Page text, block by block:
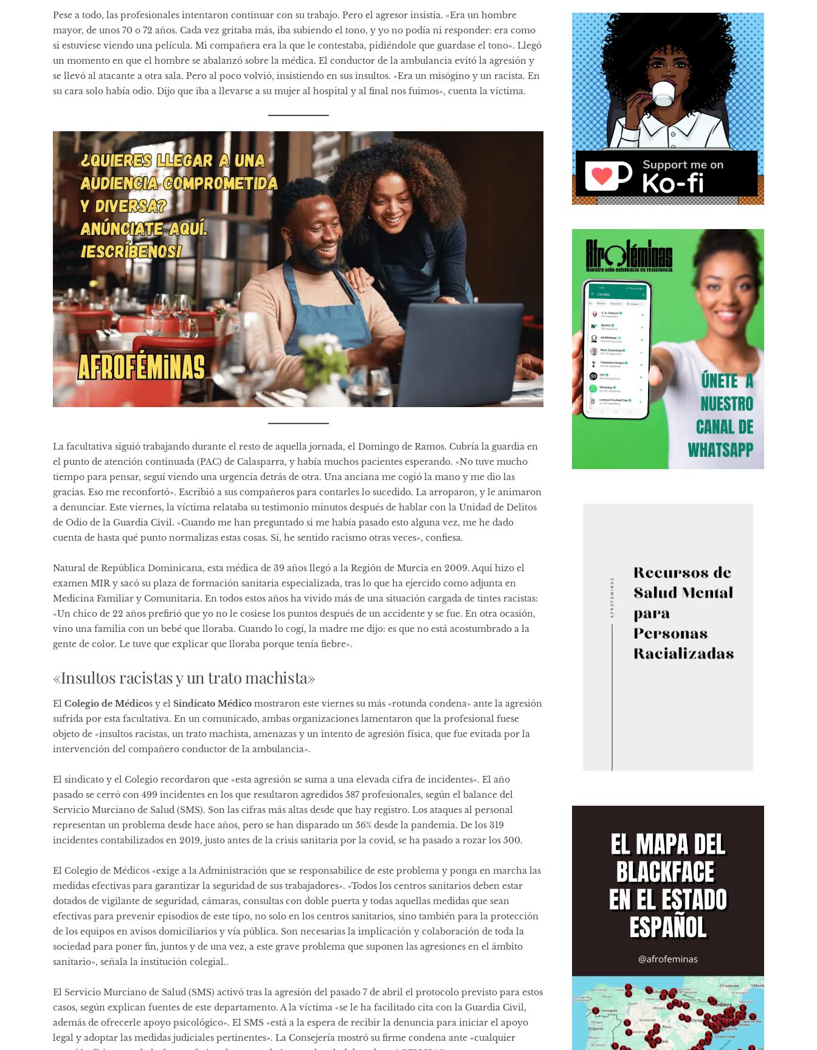
Pese a todo, las profesionales intentaron continuar con su trabajo. Pero el agresor insistía. «Era un hombre
mayor, de unos 70 o 72 años. Cada vez gritaba más, iba subiendo el tono, y yo no podía ni responder: era como
si estuviese viendo una película. Mi compañera era la que le contestaba, pidiéndole que guardase el tono». Llegó
un momento en que el hombre se abalanzó sobre la médica. El conductor de la ambulancia evitó la agresión y
se llevó al atacante a otra sala. Pero al poco volvió, insistiendo en sus insultos. «Era un misógino y un racista. En
su cara solo había odio. Dijo que iba a llevarse a su mujer al hospital y al final nos fuimos», cuenta la víctima.
La facultativa siguió trabajando durante el resto de aquella jornada, el Domingo de Ramos. Cubría la guardia en
el punto de atención continuada (PAC) de Calasparra, y había muchos pacientes esperando. «No tuve mucho
tiempo para pensar, seguí viendo una urgencia detrás de otra. Una anciana me cogió la mano y me dio las
gracias. Eso me reconfortó». Escribió a sus compañeros para contarles lo sucedido. La arroparon, y le animaron
a denunciar. Este viernes, la víctima relataba su testimonio minutos después de hablar con la Unidad de Delitos
de Odio de la Guardia Civil. «Cuando me han preguntado si me había pasado esto alguna vez, me he dado
cuenta de hasta qué punto normalizas estas cosas. Sí, he sentido racismo otras veces», confiesa.
Natural de República Dominicana, esta médica de 39 años llegó a la Región de Murcia en 2009. Aquí hizo el
examen MIR y sacó su plaza de formación sanitaria especializada, tras lo que ha ejercido como adjunta en
Medicina Familiar y Comunitaria. En todos estos años ha vivido más de una situación cargada de tintes racistas:
«Un chico de 22 años prefirió que yo no le cosiese los puntos después de un accidente y se fue. En otra ocasión,
vino una familia con un bebé que lloraba. Cuando lo cogí, la madre me dijo: es que no está acostumbrado a la
gente de color. Le tuve que explicar que lloraba porque tenía fiebre».
«Insultos racistas y un trato machista»
El Colegio de Médicos y el Sindicato Médico mostraron este viernes su más «rotunda condena» ante la agresión
sufrida por esta facultativa. En un comunicado, ambas organizaciones lamentaron que la profesional fuese
objeto de «insultos racistas, un trato machista, amenazas y un intento de agresión física, que fue evitada por la
intervención del compañero conductor de la ambulancia».
El sindicato y el Colegio recordaron que «esta agresión se suma a una elevada cifra de incidentes». El año
pasado se cerró con 499 incidentes en los que resultaron agredidos 587 profesionales, según el balance del
Servicio Murciano de Salud (SMS). Son las cifras más altas desde que hay registro. Los ataques al personal
representan un problema desde hace años, pero se han disparado un 56% desde la pandemia. De los 319
incidentes contabilizados en 2019, justo antes de la crisis sanitaria por la covid, se ha pasado a rozar los 500.
El Colegio de Médicos «exige a la Administración que se responsabilice de este problema y ponga en marcha las
medidas efectivas para garantizar la seguridad de sus trabajadores». «Todos los centros sanitarios deben estar
dotados de vigilante de seguridad, cámaras, consultas con doble puerta y todas aquellas medidas que sean
efectivas para prevenir episodios de este tipo, no solo en los centros sanitarios, sino también para la protección
de los equipos en avisos domiciliarios y vía pública. Son necesarias la implicación y colaboración de toda la
sociedad para poner fin, juntos y de una vez, a este grave problema que suponen las agresiones en el ámbito
sanitario», señala la institución colegial..
El Servicio Murciano de Salud (SMS) activó tras la agresión del pasado 7 de abril el protocolo previsto para estos
casos, según explican fuentes de este departamento. A la víctima «se le ha facilitado cita con la Guardia Civil,
además de ofrecerle apoyo psicológico». El SMS «está a la espera de recibir la denuncia para iniciar el apoyo
legal y adoptar las medidas judiciales pertinentes». La Consejería mostró su firme condena ante «cualquier